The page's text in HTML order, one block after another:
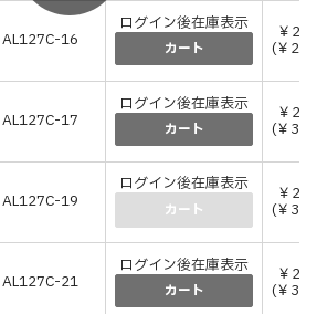
AL127C-16
ログイン後在庫表示
カート
￥
(￥
AL127C-17
ログイン後在庫表示
カート
￥
(￥
AL127C-19
ログイン後在庫表示
カート
￥
(￥
AL127C-21
ログイン後在庫表示
カート
￥
(￥